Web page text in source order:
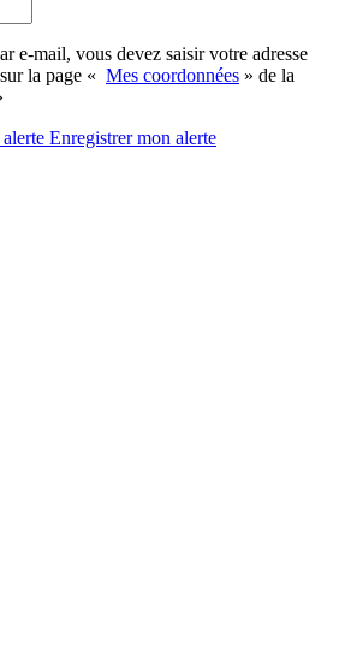
e-mail, vous devez saisir votre adresse
la page « Mes coordonnées » de la
Enregistrermon alerte